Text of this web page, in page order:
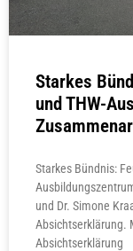
Starkes
und THW-
Starkes Bündnis:
und Dr. Simone
Absichtserklärung.
Absichtserklärung